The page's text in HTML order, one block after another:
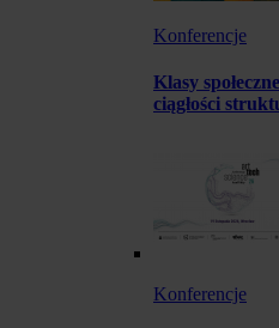
Konferencje
Klasy
ciągłości
Konferencje